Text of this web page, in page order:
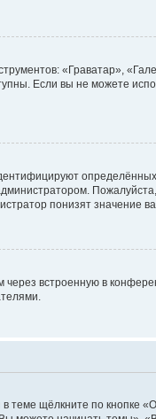
«Граватар»,
Если вы не можете
понизят значение
встроенную в
щёлкните по кнопке